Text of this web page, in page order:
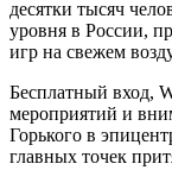
десятки тысяч
уровня в России,
игр на свежем
Бесплатный вход,
мероприятий и
Горького в
главных точек